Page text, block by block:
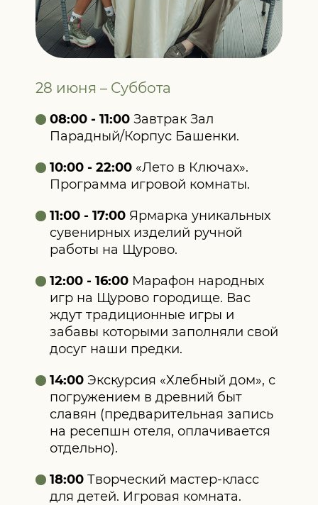
28 июня – Суббота
08:00 - 11:00 Завтрак Зал
Парадный/Корпус Башенки.
10:00 - 22:00 «Лето в Ключах».
Программа игровой комнаты.
11:00 - 17:00 Ярмарка уникальных
сувенирных изделий ручной
работы на Щурово.
12:00 - 16:00 Марафон народных
игр на Щурово городище. Вас
ждут традиционные игры и
забавы которыми заполняли свой
досуг наши предки.
14:00 Экскурсия «Хлебный дом», с
погружением в древний быт
славян (предварительная запись
на ресепшн отеля, оплачивается
отдельно).
18:00 Творческий мастер-класс
для детей. Игровая комната.